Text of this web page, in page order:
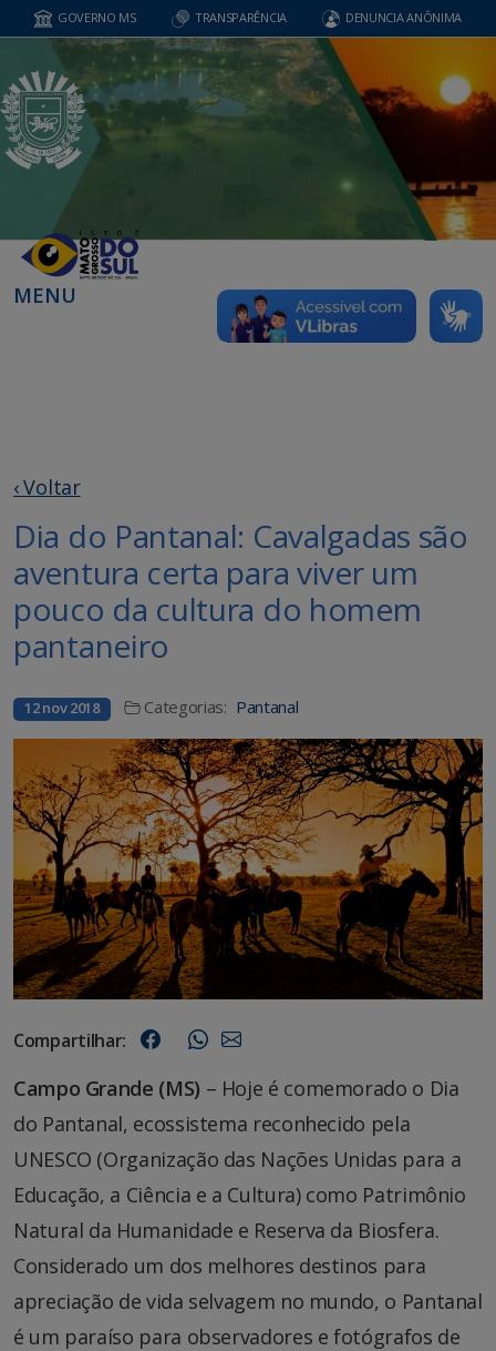
GOVERNO MS TRANSPARÊNCIA DENUNCIA ANÔNIMA
MENU
‹ Voltar
Dia do Pantanal: Cavalgadas são
aventura certa para viver um
pouco da cultura do homem
pantaneiro
12 nov 2018 Categorias: Pantanal
Compartilhar:
Campo Grande (MS) – Hoje é comemorado o Dia
do Pantanal, ecossistema reconhecido pela
UNESCO (Organização das Nações Unidas para a
Educação, a Ciência e a Cultura) como Patrimônio
Natural da Humanidade e Reserva da Biosfera.
Considerado um dos melhores destinos para
apreciação de vida selvagem no mundo, o Pantanal
é um paraíso para observadores e fotógrafos de